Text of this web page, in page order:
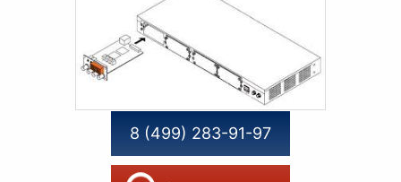
8 (499) 283-91-97